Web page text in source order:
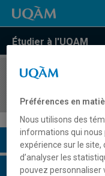
Étudier à l'UQAM
COURS//
Description du
Horaire - Été 2026
Préférences en
Nous utilisons des
informations qui nous
expérience sur le site,
d’analyser les
pouvez personnaliser